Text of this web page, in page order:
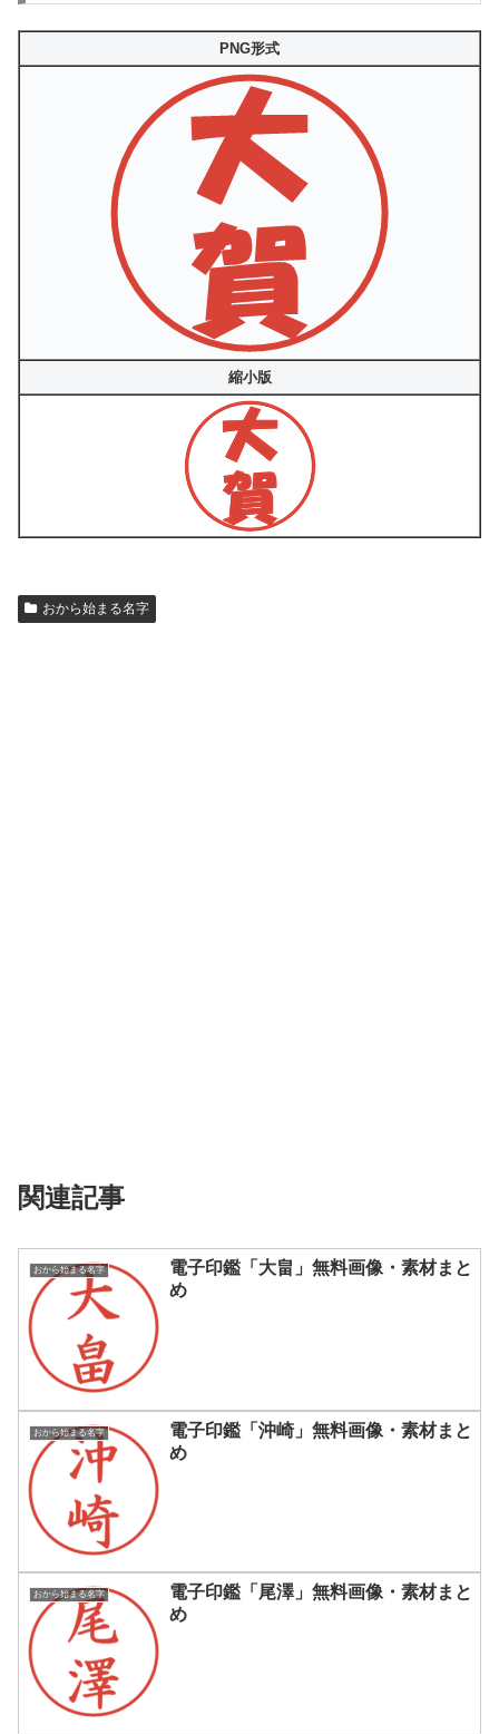
PNG形式
縮小版
おから始まる名字
関連記事
おから始まる名字
電子印鑑「大畠」無料画像・素材まと
め
おから始まる名字
電子印鑑「沖崎」無料画像・素材まと
め
おから始まる名字
電子印鑑「尾澤」無料画像・素材まと
め